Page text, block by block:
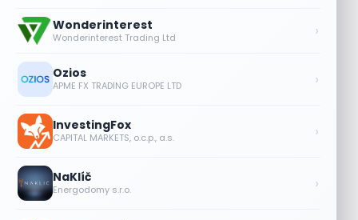
Wonderinterest
Wonderinterest Trading Ltd ›
Ozios
APME FX TRADING EUROPE LTD ›
InvestingFox
CAPITAL MARKETS, o.c.p., a.s. ›
NaKlíč
Energodomy s.r.o. ›
Anglická aukce
Anuita
Arbitráž
Asijská opce
At best order; at
market order
Auditorská společnost
Aukce